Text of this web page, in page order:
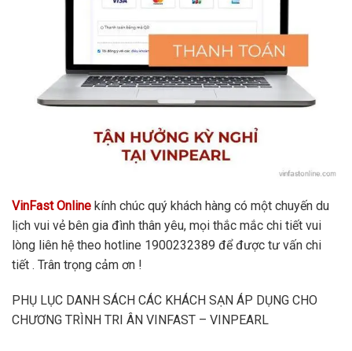
VinFast Online kính chúc quý khách hàng có một chuyến du
lịch vui vẻ bên gia đình thân yêu, mọi thắc mắc chi tiết vui
lòng liên hệ theo hotline 1900232389 để được tư vấn chi
tiết . Trân trọng cảm ơn !
PHỤ LỤC DANH SÁCH CÁC KHÁCH SẠN ÁP DỤNG CHO
CHƯƠNG TRÌNH TRI ÂN VINFAST – VINPEARL